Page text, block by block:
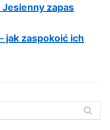
zapas
jak zaspokoić ich